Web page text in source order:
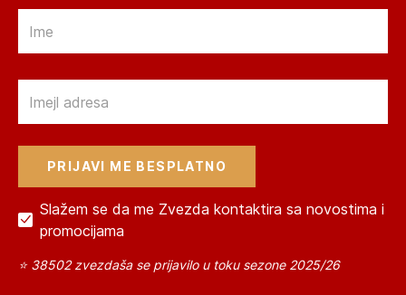
Slažem se da me Zvezda kontaktira sa novostima i
promocijama
⭐ 38502 zvezdaša se prijavilo u toku sezone 2025/26